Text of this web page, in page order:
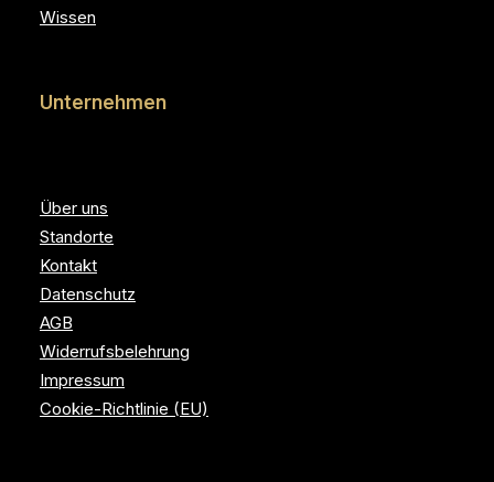
Wissen
Unternehmen
Über uns
Standorte
Kontakt
Datenschutz
AGB
Widerrufsbelehrung
Impressum
Cookie-Richtlinie (EU)